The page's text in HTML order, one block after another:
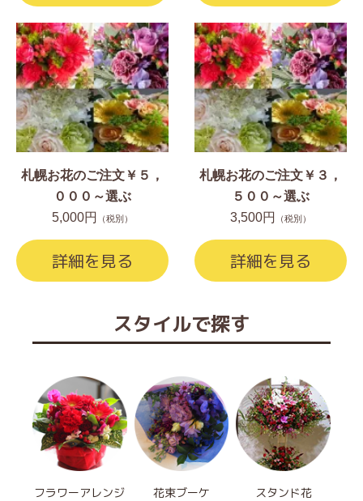
札幌お花のご注文￥５，
０００～選ぶ
5,000円
（税別）
詳細を見る
札幌お花のご注文￥３，
５００～選ぶ
3,500円
（税別）
詳細を見る
スタイルで探す
フラワーアレンジ
花束ブーケ スタンド花